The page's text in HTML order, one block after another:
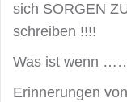
sich SORGEN
schreiben !!!!
Was ist wenn
Erinnerungen